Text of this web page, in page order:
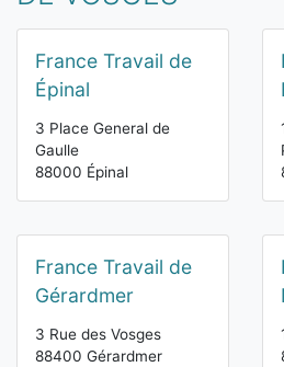
France Travail de
Épinal
3 Place General de
Gaulle
88000 Épinal
France Travail de
Gérardmer
3 Rue des Vosges
88400 Gérardmer